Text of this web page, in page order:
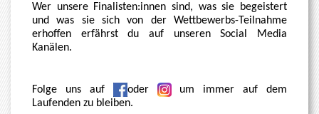
Wer unsere Finalisten:innen sind, was sie begeistert
und was sie sich von der Wettbewerbs-Teilnahme
erhoffen erfährst du auf unseren Social Media
Kanälen.
Folge uns auf oder um immer auf dem
Laufenden zu bleiben.